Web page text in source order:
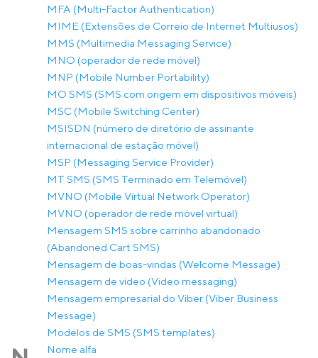
MFA (Multi-Factor Authentication)
MIME (Extensões de Correio de Internet Multiusos)
MMS (Multimedia Messaging Service)
MNO (operador de rede móvel)
MNP (Mobile Number Portability)
MO SMS (SMS com origem em dispositivos móveis)
MSC (Mobile Switching Center)
MSISDN (número de diretório de assinante
internacional de estação móvel)
MSP (Messaging Service Provider)
MT SMS (SMS Terminado em Telemóvel)
MVNO (Mobile Virtual Network Operator)
MVNO (operador de rede móvel virtual)
Mensagem SMS sobre carrinho abandonado
(Abandoned Cart SMS)
Mensagem de boas-vindas (Welcome Message)
Mensagem de vídeo (Video messaging)
Mensagem empresarial do Viber (Viber Business
Message)
Modelos de SMS (SMS templates)
Nome alfa